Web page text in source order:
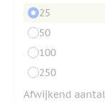
25
50
100
250
Afwijkend aantal